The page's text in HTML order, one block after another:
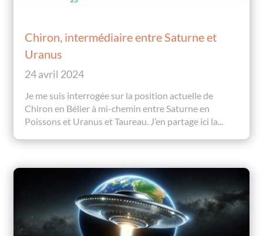
Chiron, intermédiaire entre Saturne et
Uranus
24 avril 2024
Je me suis interrogée sur la position actuelle de
Chiron en Bélier à mi-chemin entre Saturne en
Poissons et Uranus et Taureau. J’en partage ici la...